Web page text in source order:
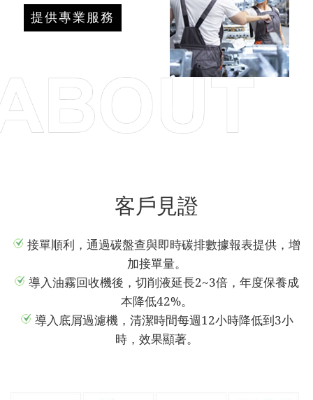
提供專業服務
客戶見證
接單順利，通過碳盤查與即時碳排數據報表提供，增
加接單量。
導入油霧回收機後，切削液延長2~3倍，年度保養成
本降低42%。
導入底屑過濾機，清潔時間每週12小時降低到3小
時，效果顯著。